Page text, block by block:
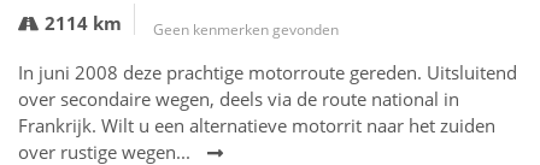
2114 km Geen kenmerken gevonden
In juni 2008 deze prachtige motorroute gereden. Uitsluitend
over secondaire wegen, deels via de route national in
Frankrijk. Wilt u een alternatieve motorrit naar het zuiden
over rustige wegen...